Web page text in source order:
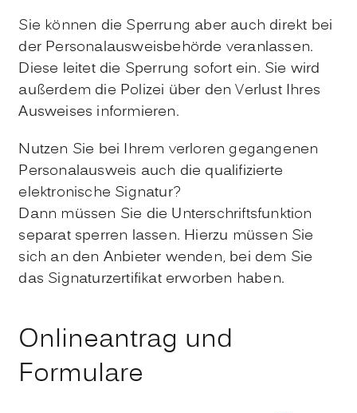
Sie können die Sperrung aber auch direkt bei
der Personalausweisbehörde veranlassen.
Diese leitet die Sperrung sofort ein. Sie wird
außerdem die Polizei über den Verlust Ihres
Ausweises informieren.
Nutzen Sie bei Ihrem verloren gegangenen
Personalausweis auch die qualifizierte
elektronische Signatur?
Dann müssen Sie die Unterschriftsfunktion
separat sperren lassen. Hierzu müssen Sie
sich an den Anbieter wenden, bei dem Sie
das Signaturzertifikat erworben haben.
Onlineantrag und
Formulare